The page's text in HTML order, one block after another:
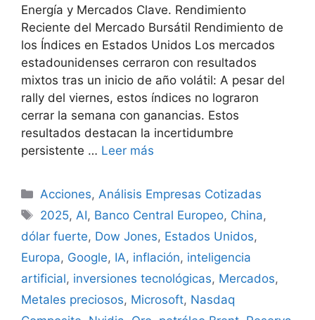
Energía y Mercados Clave. Rendimiento
Reciente del Mercado Bursátil Rendimiento de
los Índices en Estados Unidos Los mercados
estadounidenses cerraron con resultados
mixtos tras un inicio de año volátil: A pesar del
rally del viernes, estos índices no lograron
cerrar la semana con ganancias. Estos
resultados destacan la incertidumbre
persistente … Leer más
Categorías
Acciones, Análisis Empresas Cotizadas
Etiquetas
2025, AI, Banco Central Europeo, China,
dólar fuerte, Dow Jones, Estados Unidos,
Europa, Google, IA, inflación, inteligencia
artificial, inversiones tecnológicas, Mercados,
Metales preciosos, Microsoft, Nasdaq